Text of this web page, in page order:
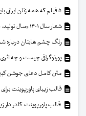
شعار سال ۱۴۰۱ «سال تولید، دانش‌بنیان و اشتغال‌آفرین»
رنگ چشم هایتان درباره
پورنوگرافی چیست و چه
متن کامل دعای جوشن
قالب زیبای پاورپوینت برای
قالب پاورپوینت کادر دار